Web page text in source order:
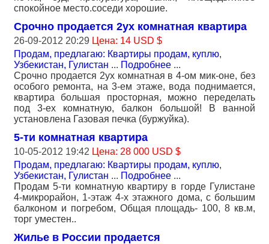
спокойное место.соседи хорошие.
Срочно продается 2ух комнатная квартира
26-09-2012 20:29 Цена: 14 USD $
Продам, предлагаю: Квартиры продам, куплю,
Узбекистан, Гулистан ... Подробнее ...
Срочно продается 2ух комнатная в 4-ом мик-оне, без
особого ремонта, на 3-ем этаже, вода поднимается,
квартира большая просторная, можно переделать
под 3-ех комнатную, балкон большой! В ванной
установлена Газовая печка (буржуйка).
5-ти комнатная квартира
10-05-2012 19:42 Цена: 28 000 USD $
Продам, предлагаю: Квартиры продам, куплю,
Узбекистан, Гулистан ... Подробнее ...
Продам 5-ти комнатную квартиру в горде Гулистане
4-микрорайон, 1-этаж 4-х этажного дома, с большим
балконом и погребом, Общая площадь- 100, 8 кв.м,
торг уместен..
Жилье в России продается